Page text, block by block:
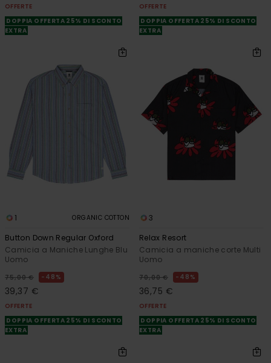
OFFERTE
DOPPIA OFFERTA 25% DI SCONTO
EXTRA
OFFERTE
DOPPIA OFFERTA 25% DI SCONTO
EXTRA
1 ORGANIC COTTON
Button Down Regular Oxford
Camicia a Maniche Lunghe Blu
Uomo
75,00 € 48%
39,37 €
OFFERTE
DOPPIA OFFERTA 25% DI SCONTO
EXTRA
3
Relax Resort
Camicia a maniche corte Multi
Uomo
70,00 € 48%
36,75 €
OFFERTE
DOPPIA OFFERTA 25% DI SCONTO
EXTRA